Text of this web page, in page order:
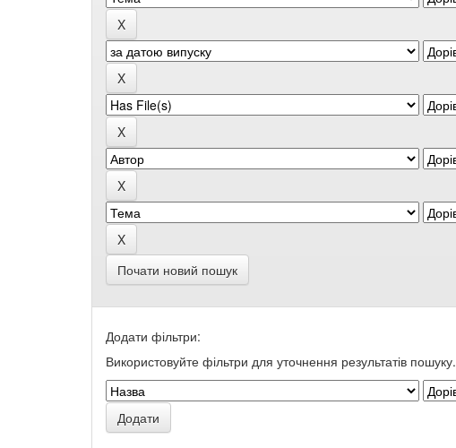
Почати новий пошук
Додати фільтри:
Використовуйте фільтри для уточнення результатів пошуку.